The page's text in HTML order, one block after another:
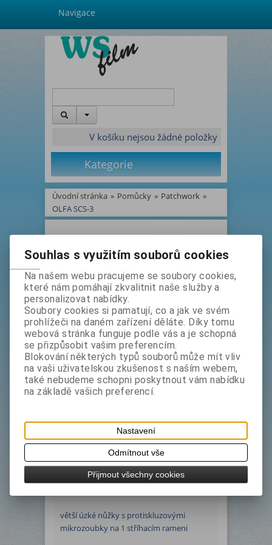
Navigace
V košíku nejsou žádné položky
Kategorie
Úvodní stránka » Pomůcky » Patchwork »
OLFA SCS-3
OLFA SCS-3
bez DPH:285 Kč
s DPH:345 Kč
Výrobce:Olfa Japonsko
Katalogové číslo:oscs3
Termín dodání (dny):1
Tisk
mikrozoubky na 1 stříhacím rameni
DOPRODEJ
Podrobný popis
větší úzké nůžky s protiskluzovými
mikrozoubky na 1 stříhacím rameni
Souhlas s využitím souborů cookies
Na našem webu pracujeme se soubory cookies,
které nám pomáhají zkvalitnit naše služby a
personalizovat nabídky.
Soubory cookies si pamatují, co a jak ve svém
prohlížeči na daném zařízení děláte. Díky tomu
webová stránka funguje podle vás a je schopná
se přizpůsobit vašim preferencím.
Blokování některých typů souborů může mít vliv
na vaši uživatelskou zkušenost s naším webem,
také nebudeme schopni poskytnout vám nabídku
na základě vašich preferencí.
Nastavení
Odmítnout vše
Přijmout všechny cookies